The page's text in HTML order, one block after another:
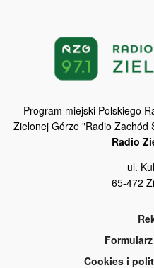
Program miejski Polskiego
Zielonej Górze "Radio Zachód
Radio
ul.
65-472
Cookies i